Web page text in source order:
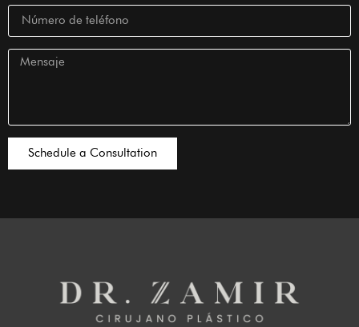
Schedule a Consultation